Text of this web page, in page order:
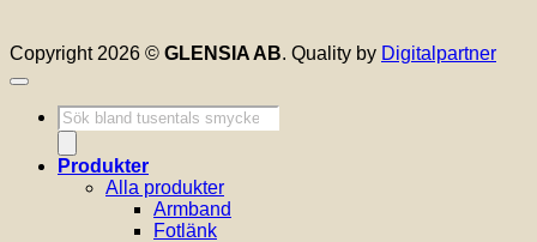
Copyright 2026 © GLENSIA AB. Quality by Digitalpartner
Produktsökning
Produkter
Alla produkter
Armband
Fotlänk